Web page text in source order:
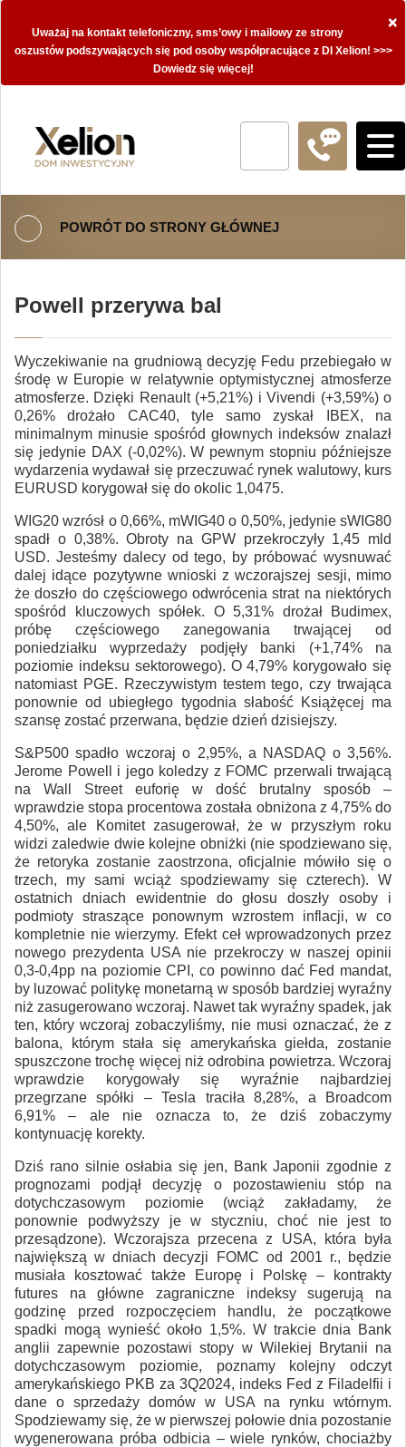
×
Uważaj na kontakt telefoniczny, sms’owy i mailowy ze strony
oszustów podszywających się pod osoby współpracujące z DI Xelion! >>>
Dowiedz się więcej!
POWRÓT DO STRONY GŁÓWNEJ
Powell przerywa bal
Wyczekiwanie na grudniową decyzję Fedu przebiegało w
środę w Europie w relatywnie optymistycznej atmosferze
atmosferze. Dzięki Renault (+5,21%) i Vivendi (+3,59%) o
0,26% drożało CAC40, tyle samo zyskał IBEX, na
minimalnym minusie spośród głownych indeksów znalazł
się jedynie DAX (-0,02%). W pewnym stopniu późniejsze
wydarzenia wydawał się przeczuwać rynek walutowy, kurs
EURUSD korygował się do okolic 1,0475.
WIG20 wzrósł o 0,66%, mWIG40 o 0,50%, jedynie sWIG80
spadł o 0,38%. Obroty na GPW przekroczyły 1,45 mld
USD. Jesteśmy dalecy od tego, by próbować wysnuwać
dalej idące pozytywne wnioski z wczorajszej sesji, mimo
że doszło do częściowego odwrócenia strat na niektórych
spośród kluczowych spółek. O 5,31% drożał Budimex,
próbę częściowego zanegowania trwającej od
poniedziałku wyprzedaży podjęły banki (+1,74% na
poziomie indeksu sektorowego). O 4,79% korygowało się
natomiast PGE. Rzeczywistym testem tego, czy trwająca
ponownie od ubiegłego tygodnia słabość Książęcej ma
szansę zostać przerwana, będzie dzień dzisiejszy.
S&P500 spadło wczoraj o 2,95%, a NASDAQ o 3,56%.
Jerome Powell i jego koledzy z FOMC przerwali trwającą
na Wall Street euforię w dość brutalny sposób –
wprawdzie stopa procentowa została obniżona z 4,75% do
4,50%, ale Komitet zasugerował, że w przyszłym roku
widzi zaledwie dwie kolejne obniżki (nie spodziewano się,
że retoryka zostanie zaostrzona, oficjalnie mówiło się o
trzech, my sami wciąż spodziewamy się czterech). W
ostatnich dniach ewidentnie do głosu doszły osoby i
podmioty straszące ponownym wzrostem inflacji, w co
kompletnie nie wierzymy. Efekt ceł wprowadzonych przez
nowego prezydenta USA nie przekroczy w naszej opinii
0,3-0,4pp na poziomie CPI, co powinno dać Fed mandat,
by luzować politykę monetarną w sposób bardziej wyraźny
niż zasugerowano wczoraj. Nawet tak wyraźny spadek, jak
ten, który wczoraj zobaczyliśmy, nie musi oznaczać, że z
balona, którym stała się amerykańska giełda, zostanie
spuszczone trochę więcej niż odrobina powietrza. Wczoraj
wprawdzie korygowały się wyraźnie najbardziej
przegrzane spółki – Tesla traciła 8,28%, a Broadcom
6,91% – ale nie oznacza to, że dziś zobaczymy
kontynuację korekty.
Dziś rano silnie osłabia się jen, Bank Japonii zgodnie z
prognozami podjął decyzję o pozostawieniu stóp na
dotychczasowym poziomie (wciąż zakładamy, że
ponownie podwyższy je w styczniu, choć nie jest to
przesądzone). Wczorajsza przecena z USA, która była
największą w dniach decyzji FOMC od 2001 r., będzie
musiała kosztować także Europę i Polskę – kontrakty
futures na główne zagraniczne indeksy sugerują na
godzinę przed rozpoczęciem handlu, że początkowe
spadki mogą wynieść około 1,5%. W trakcie dnia Bank
anglii zapewnie pozostawi stopy w Wilekiej Brytanii na
dotychczasowym poziomie, poznamy kolejny odczyt
amerykańskiego PKB za 3Q2024, indeks Fed z Filadelfii i
dane o sprzedaży domów w USA na rynku wtórnym.
Spodziewamy się, że w pierwszej połowie dnia pozostanie
wygenerowana próba odbicia – wiele rynków, chociażby